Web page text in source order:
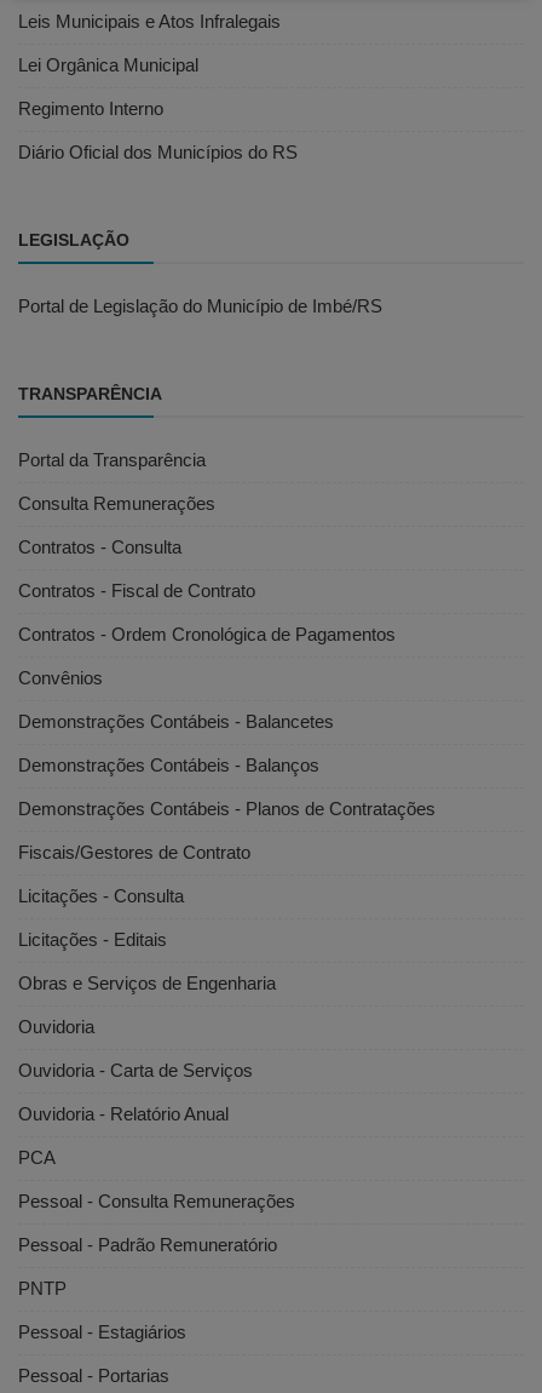
Leis Municipais e Atos Infralegais
Lei Orgânica Municipal
Regimento Interno
Diário Oficial dos Municípios do RS
LEGISLAÇÃO
Portal de Legislação do Município de Imbé/RS
TRANSPARÊNCIA
Portal da Transparência
Consulta Remunerações
Contratos - Consulta
Contratos - Fiscal de Contrato
Contratos - Ordem Cronológica de Pagamentos
Convênios
Demonstrações Contábeis - Balancetes
Demonstrações Contábeis - Balanços
Demonstrações Contábeis - Planos de Contratações
Fiscais/Gestores de Contrato
Licitações - Consulta
Licitações - Editais
Obras e Serviços de Engenharia
Ouvidoria
Ouvidoria - Carta de Serviços
Ouvidoria - Relatório Anual
PCA
Pessoal - Consulta Remunerações
Pessoal - Padrão Remuneratório
PNTP
Pessoal - Estagiários
Pessoal - Portarias